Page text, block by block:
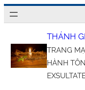
Chuyển
đến
nội
dung
THÁNH
TRANG
HÀNH